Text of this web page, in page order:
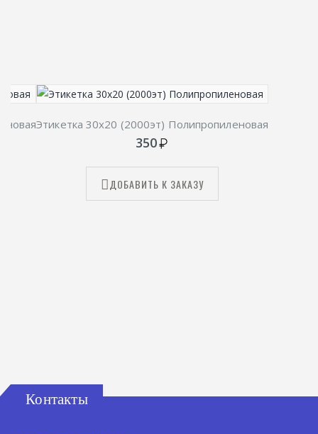
Этикетка 30х20 (2000эт) Полипропиленовая
350
ДОБАВИТЬ К ЗАКАЗУ
Контакты